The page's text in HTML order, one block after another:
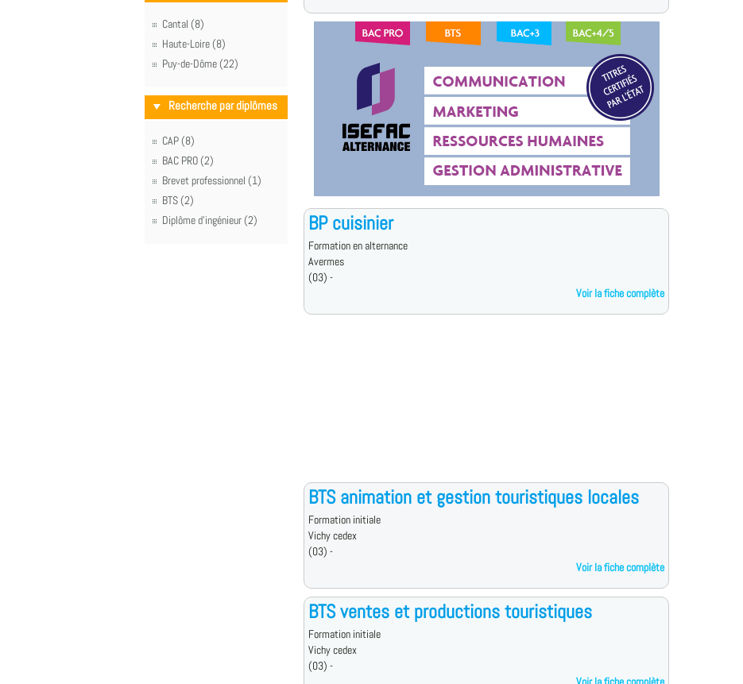
Cantal (8)
Haute-Loire (8)
Puy-de-Dôme (22)
Recherche par diplômes
CAP (8)
BAC PRO (2)
Brevet professionnel (1)
BTS (2)
Diplôme d'ingénieur (2)
BP cuisinier
Formation en alternance
Avermes
(03) -
Voir la fiche complète
BTS animation et gestion touristiques locales
Formation initiale
Vichy cedex
(03) -
Voir la fiche complète
BTS ventes et productions touristiques
Formation initiale
Vichy cedex
(03) -